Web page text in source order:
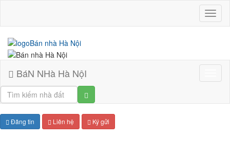
BáN
NHà
nhà
Nội
BáN NHà Hà NộI
Đăng tin Liên hệ Ký gửi